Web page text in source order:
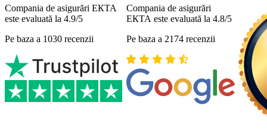
Compania de asigurări ЕКТА
este evaluată la 4.9/5
Pe baza a 1030 recenzii
Compania de asigurări
ЕКТА este evaluată la 4.8/5
Pe baza a 2174 recenzii